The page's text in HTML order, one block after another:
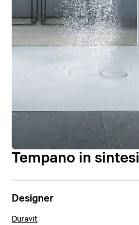
Tempano in sintesi
Designer
Duravit